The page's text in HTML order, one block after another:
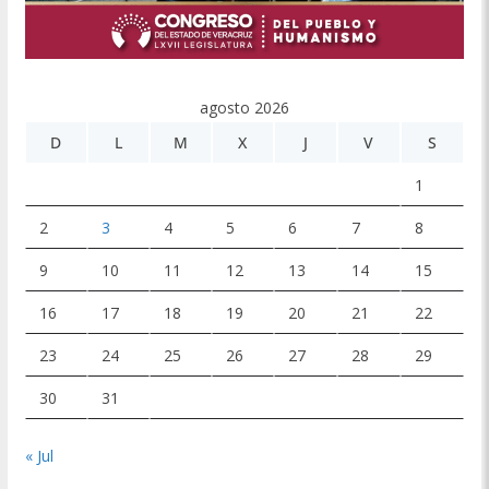
agosto 2026
D
L M X J V S
1
2 3 4 5 6 7 8
9 10 11 12 13 14 15
16 17 18 19 20 21 22
23 24 25 26 27 28 29
30 31
« Jul